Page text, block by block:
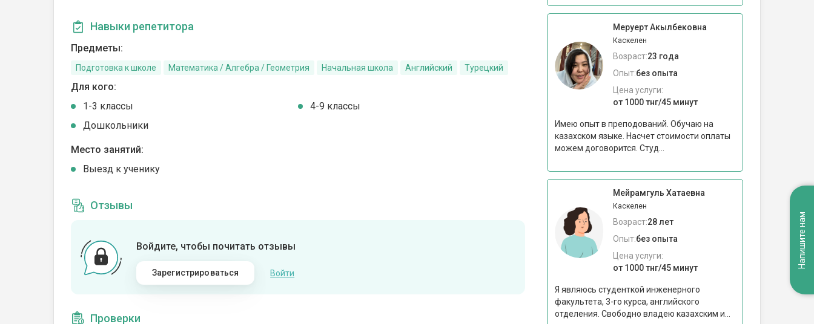
Навыки репетитора
Предметы:
Подготовка к школе Математика / Алгебра / Геометрия Начальная школа Английский Турецкий
Для кого:
1-3 классы
4-9 классы
Дошкольники
Место занятий:
Выезд к ученику
Отзывы
Войдите, чтобы почитать отзывы
Зарегистрироваться Войти
Проверки
Меруерт Акылбековна
Каскелен
Возраст:23 года
Опыт:без опыта
Цена услуги:
от 1000 тнг/45 минут
Имею опыт в преподований. Обучаю на
казахском языке. Насчет стоимости оплаты
можем договорится. Студ...
Мейрамгуль Хатаевна
Каскелен
Возраст:28 лет
Опыт:без опыта
Цена услуги:
от 1000 тнг/45 минут
Я являюсь студенткой инженерного
факультета, 3-го курса, английского
отделения. Свободно владею казахским и...
Напишите нам